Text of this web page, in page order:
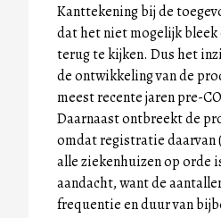
Kanttekening bij de
dat het niet mogelijk bleek
terug te kijken. Dus het
de ontwikkeling van de
meest recente jaren pre-
Daarnaast ontbreekt de
omdat registratie daarvan
alle ziekenhuizen op orde
aandacht, want de
frequentie en duur van